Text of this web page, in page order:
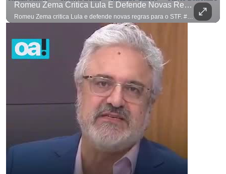
Romeu Zema Critica Lula E Defende Novas Regras Para O STF. #OAntagonista
Romeu Zema critica Lula e defende novas regras para o STF. #OAntagonista Se você busca informação com credibilidade, inscreva-se agora e ative o